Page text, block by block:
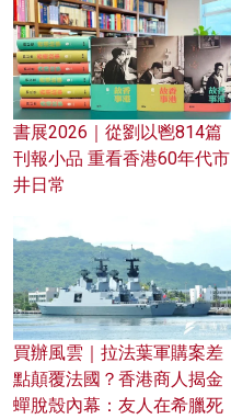
書展2026｜從劉以鬯814篇
刊報小品 重看香港60年代市
井日常
買辦風雲｜拉法葉軍購案差
點顛覆法國？香港商人揭金
蟬脫殼內幕：友人在希臘死